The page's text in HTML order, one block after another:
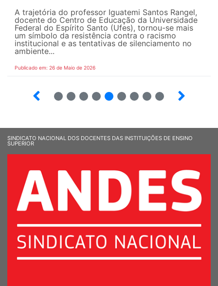
A trajetória do professor Iguatemi Santos Rangel,
docente do Centro de Educação da Universidade
Federal do Espírito Santo (Ufes), tornou-se mais
um símbolo da resistência contra o racismo
institucional e as tentativas de silenciamento no
ambiente...
Publicado em: 26 de Maio de 2026
SINDICATO NACIONAL DOS DOCENTES DAS INSTITUIÇÕES DE ENSINO
SUPERIOR